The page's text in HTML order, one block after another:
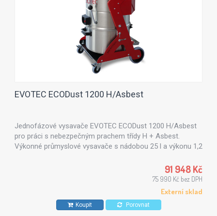
EVOTEC ECODust 1200 H/Asbest
Jednofázové vysavače EVOTEC ECODust 1200 H/Asbest
pro práci s nebezpečným prachem třídy H + Asbest.
Výkonné průmyslové vysavače s nádobou 25 l a výkonu 1,2
91 948 Kč
75 990 Kč bez DPH
Externí sklad
Koupit Porovnat